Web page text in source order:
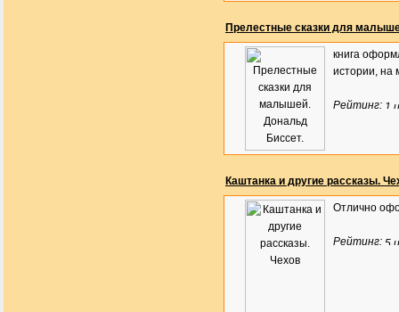
Прелестные сказки для
книга
истории, на
Рейтинг:
Каштанка и другие рассказы.
Отлично
Рейтинг: